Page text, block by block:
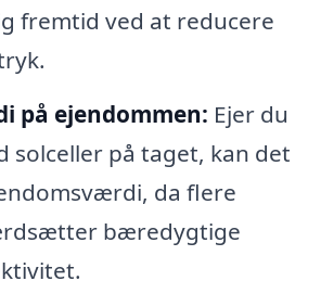
fremtid ved at reducere
på ejendommen: Ejer du
solceller på taget, kan det
da flere
bæredygtige